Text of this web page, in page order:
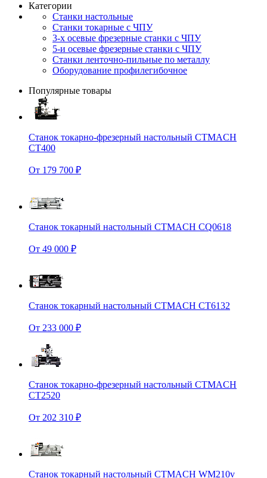
Категории
Станки настольные
Станки токарные с ЧПУ
3-х осевые фрезерные станки с ЧПУ
5-и осевые фрезерные станки с ЧПУ
Станки ленточно-пильные по металлу
Оборудование профилегибочное
Популярные товары
Станок токарно-фрезерный настольный CTMACH
CT400
От 179 700 ₽
Станок токарный настольный CTMACH CQ0618
От 49 000 ₽
Станок токарный настольный CTMACH CT6132
От 233 000 ₽
Станок токарно-фрезерный настольный CTMACH
CT2520
От 202 310 ₽
Станок токарный настольный CTMACH WM210v